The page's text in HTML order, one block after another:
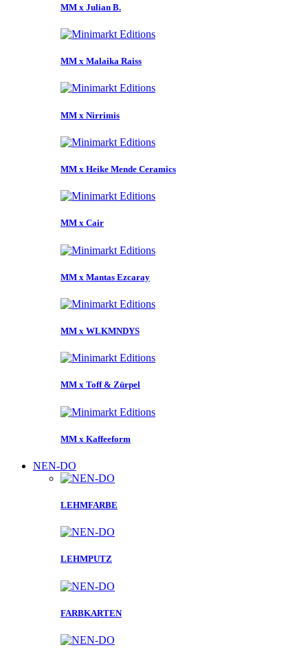
MM x Julian B.
MM x Malaika Raiss
MM x Nirrimis
MM x Heike Mende Ceramics
MM x Cair
MM x Mantas Ezcaray
MM x WLKMNDYS
MM x Toff & Zürpel
MM x Kaffeeform
NEN-DO
LEHMFARBE
LEHMPUTZ
FARBKARTEN